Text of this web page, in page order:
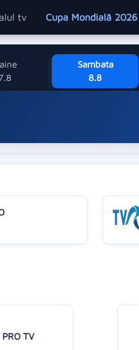
tv Cupa Mondială 2026
Sambata
8.8
PRO TV